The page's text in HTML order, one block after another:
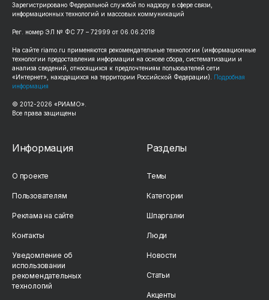
Зарегистрировано Федеральной службой по надзору в сфере связи,
информационных технологий и массовых коммуникаций
Рег. номер ЭЛ № ФС 77 – 72999 от 06.06.2018
На сайте riamo.ru применяются рекомендательные технологии (информационные
технологии предоставления информации на основе сбора, систематизации и
анализа сведений, относящихся к предпочтениям пользователей сети
«Интернет», находящихся на территории Российской Федерации). Подробная
информация
© 2012-2026 «РИАМО».
Все права защищены
Информация
О проекте
Пользователям
Реклама на сайте
Контакты
Уведомление об
использовании
рекомендательных
технологий
Разделы
Темы
Категории
Шпаргалки
Люди
Новости
Статьи
Акценты